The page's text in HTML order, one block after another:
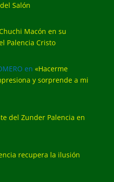
Salón
Macón en su
Palencia Cristo
en «Hacerme
y sorprende a mi
del Zunder Palencia en
recupera la ilusión